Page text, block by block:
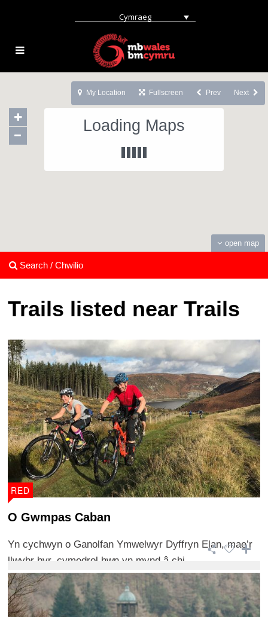
Cymraeg
Loading Maps
open map
My Location Fullscreen Prev Next
Search / Chwilio
Trails listed near Trails
RED
O Gwmpas Caban
Yn cychwyn o Ganolfan Ymwelwyr Dyffryn Elan, mae’r
llwybr byr, cymedrol hwn yn mynd â chi ...